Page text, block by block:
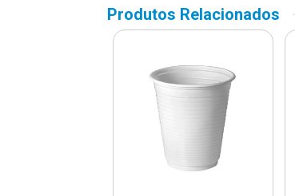
Produtos Relacionados